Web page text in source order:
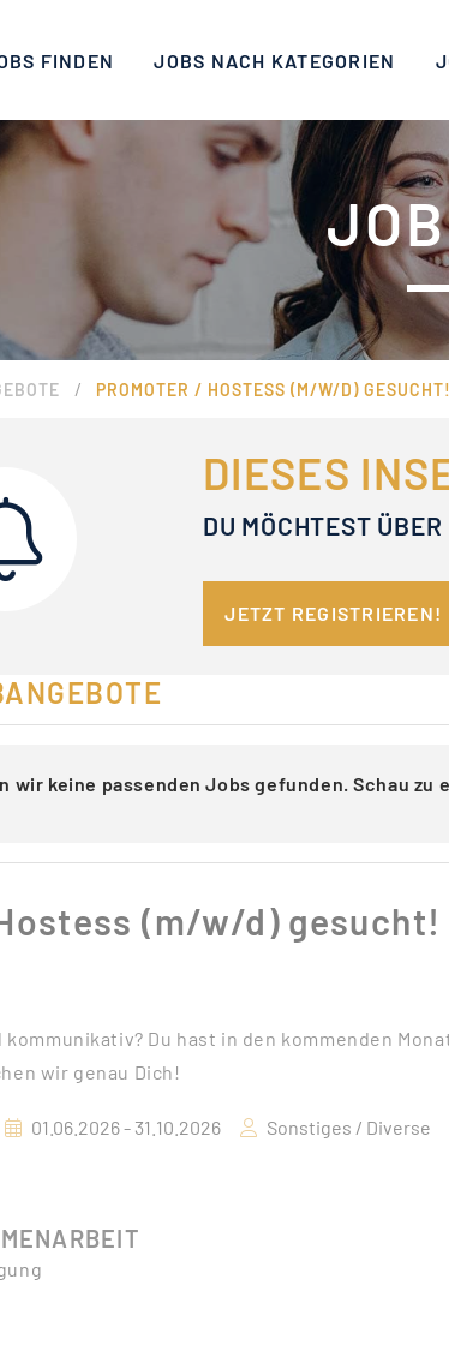
FINDEN JOBS NACH KATEGORIEN
/ PROMOTER / HOSTESS (M/W/D) GESUCHT!
DIESES
DU MÖCHTEST
JETZT REGISTRIEREN!
wir keine passenden Jobs gefunden. Schau
(m/w/d) gesucht!
Du hast in den kommenden
wir genau Dich!
01.06.2026 - 31.10.2026 Sonstiges / Diverse